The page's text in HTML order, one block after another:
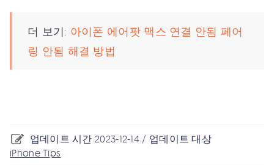
더 보기: 아이폰 에어팟 맥스 연결 안됨 페어
링 안됨 해결 방법
업데이트 시간 2023-12-14 / 업데이트 대상
iPhone Tips